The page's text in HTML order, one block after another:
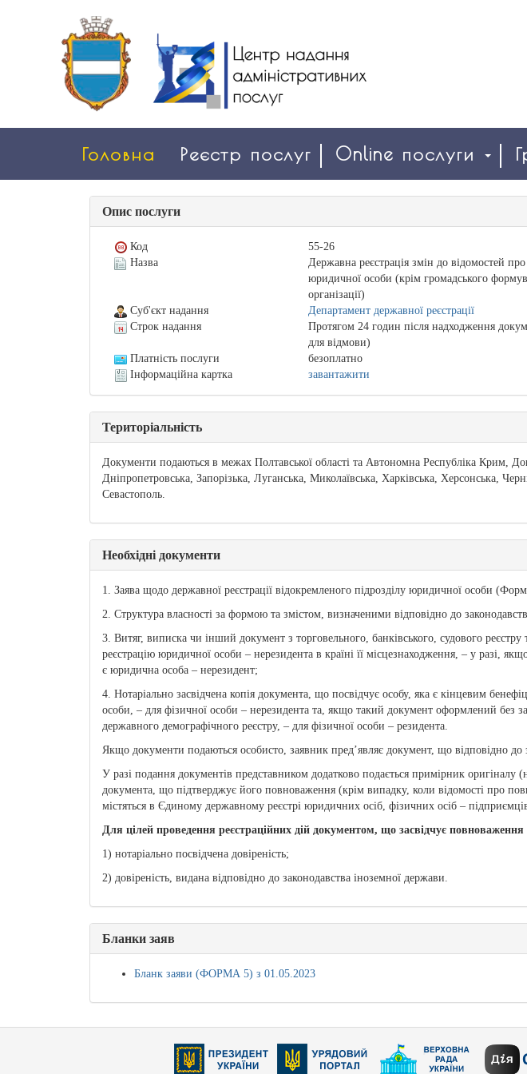
Головна Реєстр послуг Online послуги
Опис послуги
Код
55-26
Назва
Державна реєстрація змін до відомостей
юридичної особи (крім громадського
організації)
Суб'єкт надання
Департамент державної реєстрації
Строк надання
Протягом 24 годин після надходження
для відмови)
Платність послуги
безоплатно
Інформаційна картка
завантажити
Територіальність
Документи подаються в межах Полтавської області та Автономна Республіка Крим,
Дніпропетровська, Запорізька, Луганська, Миколаївська, Харківська, Херсонська,
Севастополь.
Необхідні документи
1. Заява щодо державної реєстрації відокремленого підрозділу юридичної особи
2. Структура власності за формою та змістом, визначеними відповідно до
3. Витяг, виписка чи інший документ з торговельного, банківського, судового
реєстрацію юридичної особи – нерезидента в країні її місцезнаходження, – у разі,
є юридична особа – нерезидент;
4. Нотаріально засвідчена копія документа, що посвідчує особу, яка є кінцевим
особи, – для фізичної особи – нерезидента та, якщо такий документ оформлений без
державного демографічного реєстру, – для фізичної особи – резидента.
Якщо документи подаються особисто, заявник пред’являє документ, що відповідно до
У разі подання документів представником додатково подається примірник оригіналу
документа, що підтверджує його повноваження (крім випадку, коли відомості про
містяться в Єдиному державному реєстрі юридичних осіб, фізичних осіб –
Для цілей проведення реєстраційних дій документом, що засвідчує
1) нотаріально посвідчена довіреність;
2) довіреність, видана відповідно до законодавства іноземної держави.
Бланки заяв
Бланк заяви (ФОРМА 5) з 01.05.2023